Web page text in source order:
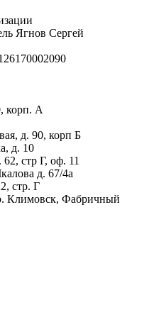
Ягнов Сергей
корп. А
д. 90, корп Б
д. 10
стр Г, оф. 11
д. 67/4а
стр. Г
Климовск, Фабричный